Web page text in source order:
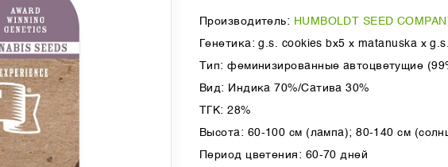
Производитель: HUMBOLDT SEED
Генетика: g.s. cookies bx5 x matanuska x
Тип: феминизированные автоцветущие
Вид: Индика 70%/Сатива 30%
ТГК: 28%
Высота: 60-100 см (лампа); 80-140 см
Период цветения: 60-70 дней